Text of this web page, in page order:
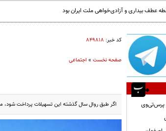
عطف بیداری و آزادی‌خواهی ملت ایران بود
کد خبر: ۸۴۹۸۱۸
صفحه نخست» اجتماعی
اگر طبق روال سال گذشته این تسهیلات پرداخت شود،
پرس‌تی‌وی